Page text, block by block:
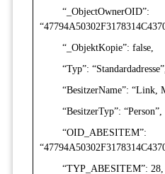
“_ObjectOwnerOID”:
“_ObjektKopie”: false,
“Typ”:
“BesitzerName”: “Link,
“BesitzerTyp”: “Person”,
“OID_ABESITEM”:
“TYP_ABESITEM”: 28,